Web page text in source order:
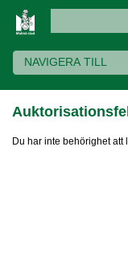
NAVIGERA TILL
Du har inte behörighet att